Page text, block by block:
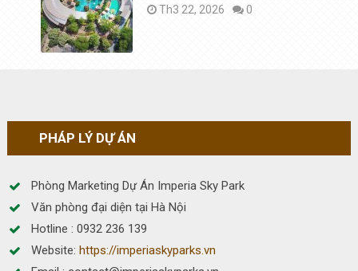
Th3 22, 2026 0
PHÁP LÝ DỰ ÁN
Phòng Marketing Dự Án Imperia Sky Park
Văn phòng đại diện tại Hà Nội
Hotline : 0932 236 139
Website: https://imperiaskyparks.vn